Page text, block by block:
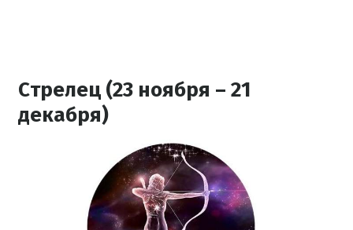
Стрелец (23 ноября – 21
декабря)